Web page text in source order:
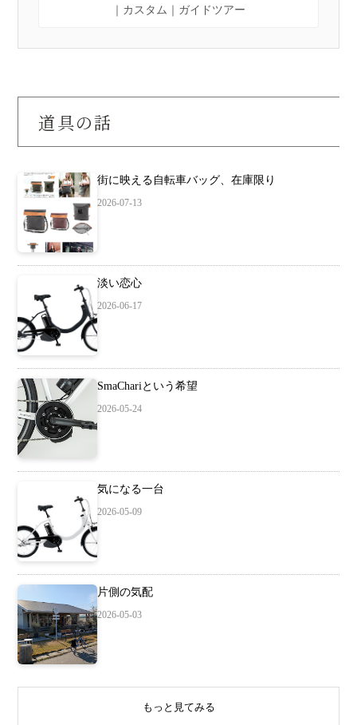
｜カスタム｜ガイドツアー
道具の話
街に映える自転車バッグ、在庫限り
2026-07-13
淡い恋心
2026-06-17
SmaChariという希望
2026-05-24
気になる一台
2026-05-09
片側の気配
2026-05-03
もっと見てみる